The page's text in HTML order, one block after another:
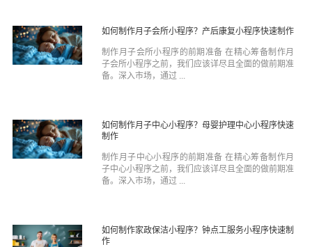
如何制作月子会所小程序？产后康复小程序快速制作
制作月子会所小程序的前期准备 在精心筹备制作月
子会所小程序之前，我们应该详尽且全面的做前期准
备。深入市场，通过 ...
如何制作月子中心小程序？母婴护理中心小程序快速
制作
制作月子中心小程序的前期准备 在精心筹备制作月
子中心小程序之前，我们应该详尽且全面的做前期准
备。深入市场，通过 ...
如何制作家政保洁小程序？钟点工服务小程序快速制
作